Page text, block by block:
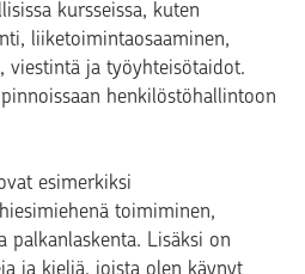
kursseissa, kuten
liiketoimintaosaaminen,
viestintä ja työyhteisötaidot.
henkilöstöhallintoon
esimerkiksi
toimiminen,
palkanlaskenta. Lisäksi on
ja kieliä, joista olen käynyt